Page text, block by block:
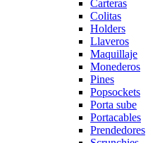
Carteras
Colitas
Holders
Llaveros
Maquillaje
Monederos
Pines
Popsockets
Porta sube
Portacables
Prendedores